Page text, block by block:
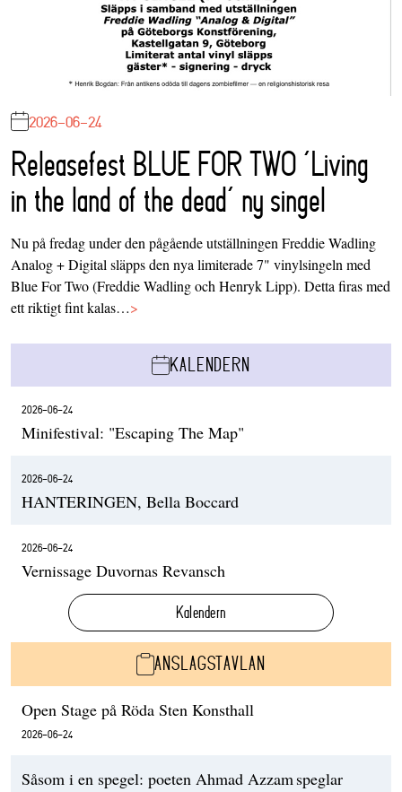
2026-06-24
Releasefest BLUE FOR TWO ‘Living
in the land of the dead’ ny singel
Nu på fredag under den pågående utställningen Freddie Wadling
Analog + Digital släpps den nya limiterade 7" vinylsingeln med
Blue For Two (Freddie Wadling och Henryk Lipp). Detta firas med
ett riktigt fint kalas…>
KALENDERN
2026-06-24
Minifestival: "Escaping The Map"
2026-06-24
HANTERINGEN, Bella Boccard
2026-06-24
Vernissage Duvornas Revansch
Kalendern
ANSLAGSTAVLAN
Open Stage på Röda Sten Konsthall
2026-06-24
Såsom i en spegel: poeten Ahmad Azzam speglar